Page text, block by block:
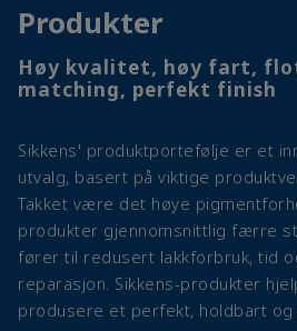
Produkter
Høy kvalitet, høy fart,
matching, perfekt finish
Sikkens' produktportefølje er et
utvalg, basert på viktige
Takket være det høye
produkter gjennomsnittlig færre
fører til redusert lakkforbruk, tid
reparasjon. Sikkens-produkter
produsere et perfekt, holdbart og